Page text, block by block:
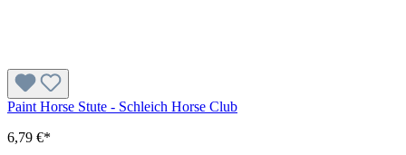
Paint Horse Stute - Schleich Horse Club
6,79 €*